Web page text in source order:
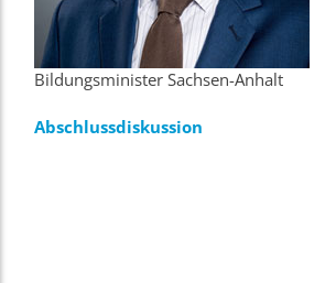
Bildungsminister Sachsen-Anhalt
Abschlussdiskussion